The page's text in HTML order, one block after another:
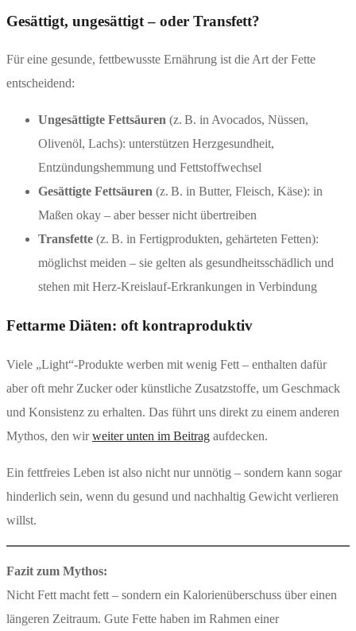
Gesättigt, ungesättigt – oder Transfett?
Für eine gesunde, fettbewusste Ernährung ist die Art der Fette
entscheidend:
Ungesättigte Fettsäuren (z. B. in Avocados, Nüssen,
Olivenöl, Lachs): unterstützen Herzgesundheit,
Entzündungshemmung und Fettstoffwechsel
Gesättigte Fettsäuren (z. B. in Butter, Fleisch, Käse): in
Maßen okay – aber besser nicht übertreiben
Transfette (z. B. in Fertigprodukten, gehärteten Fetten):
möglichst meiden – sie gelten als gesundheitsschädlich und
stehen mit Herz-Kreislauf-Erkrankungen in Verbindung
Fettarme Diäten: oft kontraproduktiv
Viele „Light“-Produkte werben mit wenig Fett – enthalten dafür
aber oft mehr Zucker oder künstliche Zusatzstoffe, um Geschmack
und Konsistenz zu erhalten. Das führt uns direkt zu einem anderen
Mythos, den wirweiter unten im Beitrag aufdecken.
Ein fettfreies Leben ist also nicht nur unnötig – sondern kann sogar
hinderlich sein, wenn du gesund und nachhaltig Gewicht verlieren
willst.
Fazit zum Mythos:
Nicht Fett macht fett – sondern ein Kalorienüberschuss über einen
längeren Zeitraum. Gute Fette haben im Rahmen einer